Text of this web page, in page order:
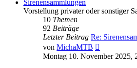
Sirenensammlungen
Vorstellung privater oder sonstiger
10 Themen
92 Beiträge
Letzter Beitrag Re:
von MichaMTB
Beitrag
Montag 10. November 2025,